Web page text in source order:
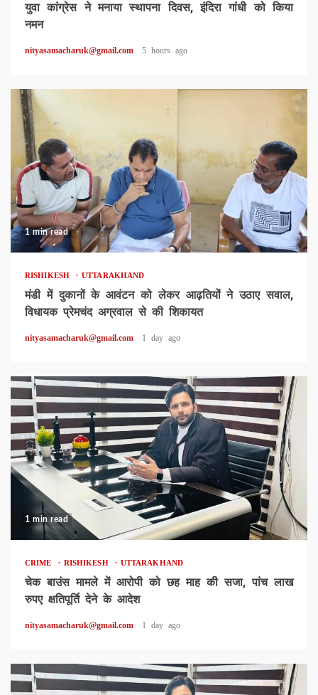
युवा कांग्रेस ने मनाया स्थापना दिवस, इंदिरा गांधी को किया
नमन
nityasamacharuk@gmail.com 5 hours ago
1 min read
RISHIKESH UTTARAKHAND
मंडी में दुकानों के आवंटन को लेकर आढ़तियों ने उठाए सवाल,
विधायक प्रेमचंद अग्रवाल से की शिकायत
nityasamacharuk@gmail.com 1 day ago
1 min read
CRIME RISHIKESH UTTARAKHAND
चेक बाउंस मामले में आरोपी को छह माह की सजा, पांच लाख
रुपए क्षतिपूर्ति देने के आदेश
nityasamacharuk@gmail.com 1 day ago